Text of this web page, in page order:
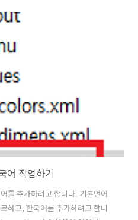
imports on the fly(for
니다.
어 작업하기
를 추가하려고 합니다. 기본언어
하고, 한국어를 추가하려고 합니